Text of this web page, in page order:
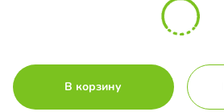
В корзину